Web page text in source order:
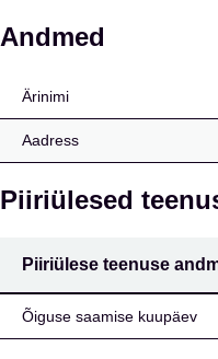
CYPRUS
Andmed
Ärinimi
Aadress
Piiriülesed
Piiriülese teenuse
Õiguse saamise kuupäev